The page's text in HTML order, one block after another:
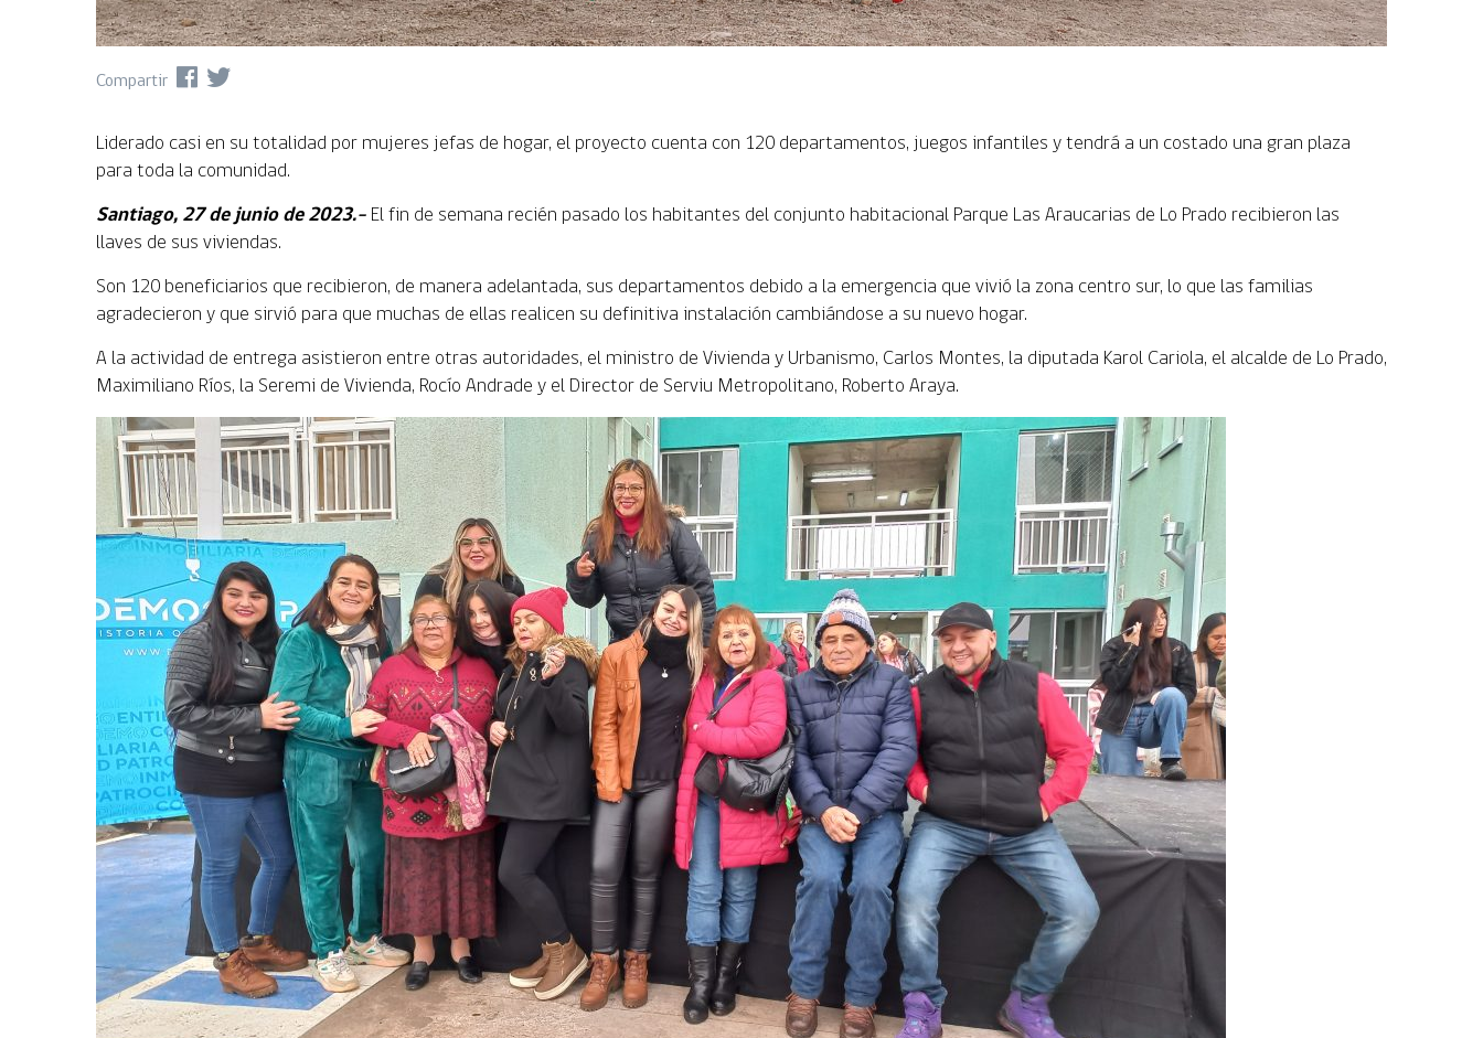
Compartir
Liderado casi en su totalidad por mujeres jefas de hogar, el proyecto cuenta con 120 departamentos, juegos infantiles y tendrá a un costado una gran plaza
para toda la comunidad.
Santiago, 27 de junio de 2023.- El fin de semana recién pasado los habitantes del conjunto habitacional Parque Las Araucarias de Lo Prado recibieron las
llaves de sus viviendas.
Son 120 beneficiarios que recibieron, de manera adelantada, sus departamentos debido a la emergencia que vivió la zona centro sur, lo que las familias
agradecieron y que sirvió para que muchas de ellas realicen su definitiva instalación cambiándose a su nuevo hogar.
A la actividad de entrega asistieron entre otras autoridades, el ministro de Vivienda y Urbanismo, Carlos Montes, la diputada Karol Cariola, el alcalde de Lo Prado,
Maximiliano Ríos, la Seremi de Vivienda, Rocío Andrade y el Director de Serviu Metropolitano, Roberto Araya.